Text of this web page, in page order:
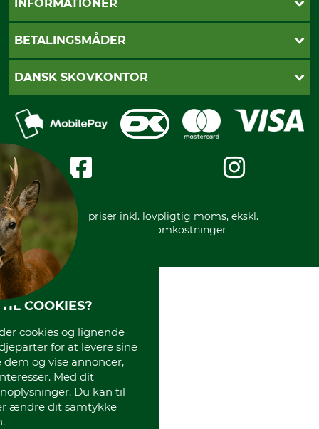
Cookie-indstillinger
INFORMATIONER
Betalingsmåder
Privatlivspolitik
Handelsbetingelser
Impressum
Gratis returlabel
BETALINGSMÅDER
Dankort
Mobile Pay
Kreditkort
DANSK SKOVKONTOR
Karriere
Messe datoer
Om os
International
* Alle priser inkl. lovpligtig moms, ekskl.
forsendelsesomkostninger
COOKIES?
cookies og lignende
for at levere sine
og vise annoncer,
Med dit
Du kan til
ændre dit samtykke